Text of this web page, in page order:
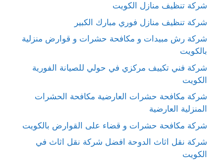
شركة تنظيف منازل الكويت
شركة تنظيف منازل فوري مبارك الكبير
شركة رش مبيدات و مكافحة حشرات و قوارض منزلية
بالكويت
شركة فني تكييف مركزي في حولي للصيانة الفورية
الكويت
شركة مكافحة حشرات العارضية مكافحة الحشرات
المنزلية العارضية
شركة مكافحة حشرات و قضاء على القوارض بالكويت
شركة نقل اثاث الدوحة افضل شركة نقل اثاث في
الكويت